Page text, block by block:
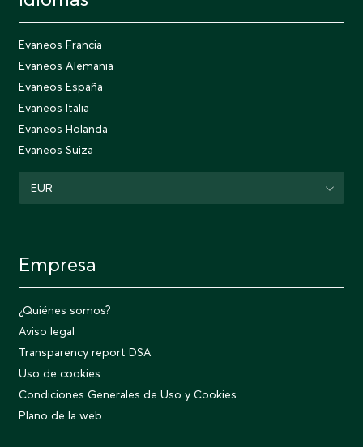
Evaneos Francia
Evaneos Alemania
Evaneos España
Evaneos Italia
Evaneos Holanda
Evaneos Suiza
EUR
Empresa
¿Quiénes somos?
Aviso legal
Transparency report DSA
Uso de cookies
Condiciones Generales de Uso y Cookies
Plano de la web